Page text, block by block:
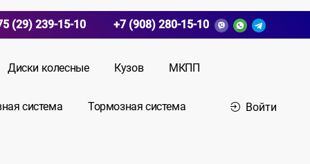
(29) 239-15-10 +7 (908) 280-15-10
Диски колесные Кузов МКПП
система Тормозная система Войти